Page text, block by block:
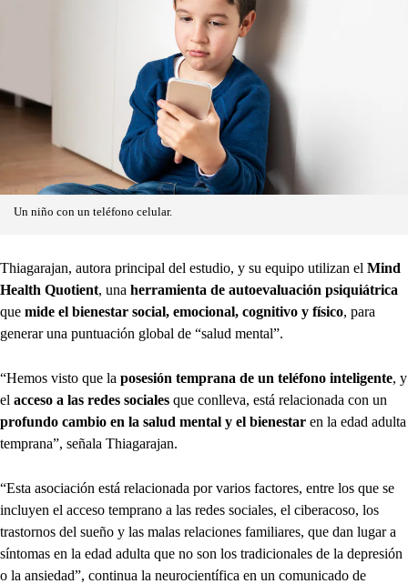
Un niño con un teléfono celular.
Thiagarajan, autora principal del estudio, y su equipo utilizan el Mind
Health Quotient, una herramienta de autoevaluación psiquiátrica
que mide el bienestar social, emocional, cognitivo y físico, para
generar una puntuación global de “salud mental”.
“Hemos visto que la posesión temprana de un teléfono inteligente, y
el acceso a las redes sociales que conlleva, está relacionada con un
profundo cambio en la salud mental y el bienestar en la edad adulta
temprana”, señala Thiagarajan.
“Esta asociación está relacionada por varios factores, entre los que se
incluyen el acceso temprano a las redes sociales, el ciberacoso, los
trastornos del sueño y las malas relaciones familiares, que dan lugar a
síntomas en la edad adulta que no son los tradicionales de la depresión
o la ansiedad”, continua la neurocientífica en un comunicado de